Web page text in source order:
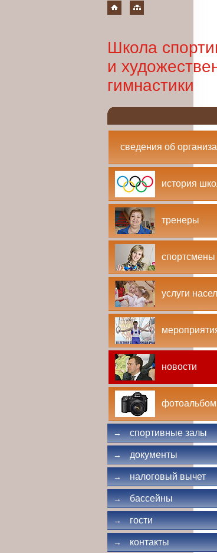
Школа
и
гимнастики
сведения об
история
тренеры
спортсмены
услуги
новости
→ спортивные залы
→ документы
→ налоговый вычет
→ бассейны
→ гости
→ контакты